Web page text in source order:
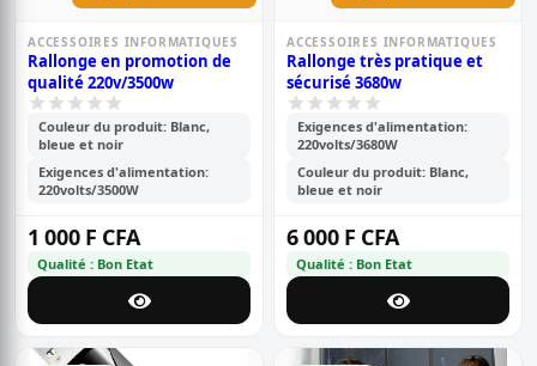
ACCESSOIRES INFORMATIQUES
Rallonge en promotion de
qualité 220v/3500w
Couleur du produit: Blanc,
bleue et noir
Exigences d'alimentation:
220volts/3500W
1 000 F CFA
Qualité : Bon Etat
ACCESSOIRES INFORMATIQUES
Rallonge très pratique et
sécurisé 3680w
Exigences d'alimentation:
220volts/3680W
Couleur du produit: Blanc,
bleue et noir
6 000 F CFA
Qualité : Bon Etat